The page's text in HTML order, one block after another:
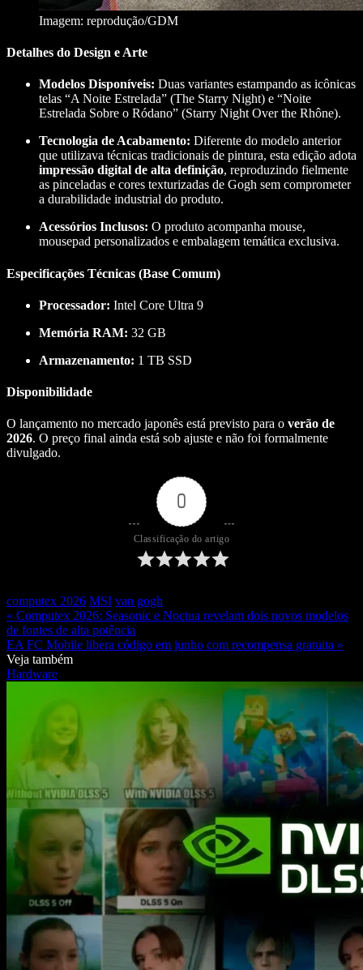
Imagem: reprodução/GDM
Detalhes do Design e Arte
Modelos Disponíveis: Duas variantes estampando as icônicas
telas “A Noite Estrelada” (The Starry Night) e “Noite
Estrelada Sobre o Ródano” (Starry Night Over the Rhône).
Tecnologia de Acabamento: Diferente do modelo anterior
que utilizava técnicas tradicionais de pintura, esta edição adota
impressão digital de alta definição, reproduzindo fielmente
as pinceladas e cores texturizadas de Gogh sem comprometer
a durabilidade industrial do produto.
Acessórios Inclusos: O produto acompanha mouse,
mousepad personalizados e embalagem temática exclusiva.
Especificações Técnicas (Base Comum)
Processador: Intel Core Ultra 9
Memória RAM: 32 GB
Armazenamento: 1 TB SSD
Disponibilidade
O lançamento no mercado japonês está previsto para o verão de
2026. O preço final ainda está sob ajuste e não foi formalmente
divulgado.
0
Classificação do artigo
computex 2026 MSI van gogh
« Computex 2026: Seasonic e Noctua revelam dois novos modelos
de fontes de alta potência
EA FC Mobile libera código em junho com recompensa gratuita »
Veja também
Hardware